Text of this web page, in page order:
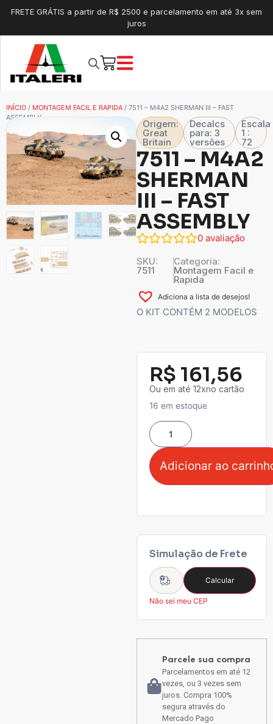
FRETE GRÁTIS a partir de R$ 2500 e parcelamento em até 3x sem
juros
INÍCIO / MONTAGEM FACIL E RAPIDA / 7511 – M4A2 SHERMAN III – FAST
ASSEMBLY
Origem:
Great
Britain
Decalcs
para: 3
versões
Escala
1 :
72
7511 – M4A2
SHERMAN
III – FAST
ASSEMBLY
0 avaliação
SKU:
7511
Categoria:
Montagem Facil e
Rapida
Adiciona a lista de desejos!
O KIT CONTÉM 2 MODELOS
R$ 161,56
Ou em até 12xno cartão
16 em estoque
Adicionar ao
Simulação de Frete
Calcular
Não sei meu CEP
Parcele sua compra
Parcelamentos em até 12
vezes, ou 3 vezes sem
juros. Compra 100%
segura através do
Mercado Pago